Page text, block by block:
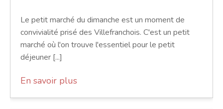
Le petit marché du dimanche est un moment de
convivialité prisé des Villefranchois. C'est un petit
marché où l'on trouve l'essentiel pour le petit
déjeuner [...]
En savoir plus